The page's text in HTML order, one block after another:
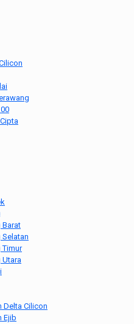
Barat
Timur
Utara
Delta Cilicon
Ejib